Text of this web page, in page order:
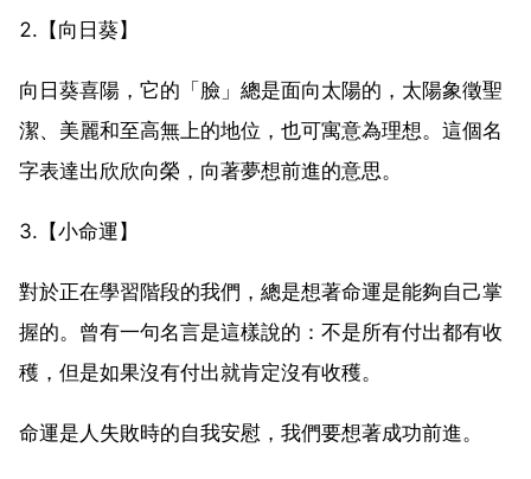
2.【向日葵】
向日葵喜陽，它的「臉」總是面向太陽的，太陽象徵聖
潔、美麗和至高無上的地位，也可寓意為理想。這個名
字表達出欣欣向榮，向著夢想前進的意思。
3.【小命運】
對於正在學習階段的我們，總是想著命運是能夠自己掌
握的。曾有一句名言是這樣說的：不是所有付出都有收
穫，但是如果沒有付出就肯定沒有收穫。
命運是人失敗時的自我安慰，我們要想著成功前進。